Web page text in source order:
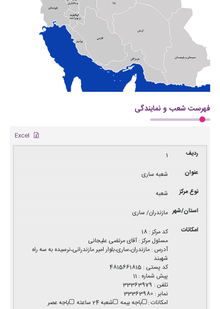
فهرست شعب و نمایندگی
1
شعبه ساری
شعبه
مازندران/ ساری
کد مرکز:
18
مسئول مرکز:آقای مرتضی علیجانی
آدرس:مازندران،ساری،بلوار امیر مازندرانی،نرسیده به سه راه
شهبند
کد پستی :
4815661815
پیش شماره :
11
تلفن :
33363979
نمابر:
33363980
امکانات: باجه بیمه شعبه 24 ساعته باجه عصر